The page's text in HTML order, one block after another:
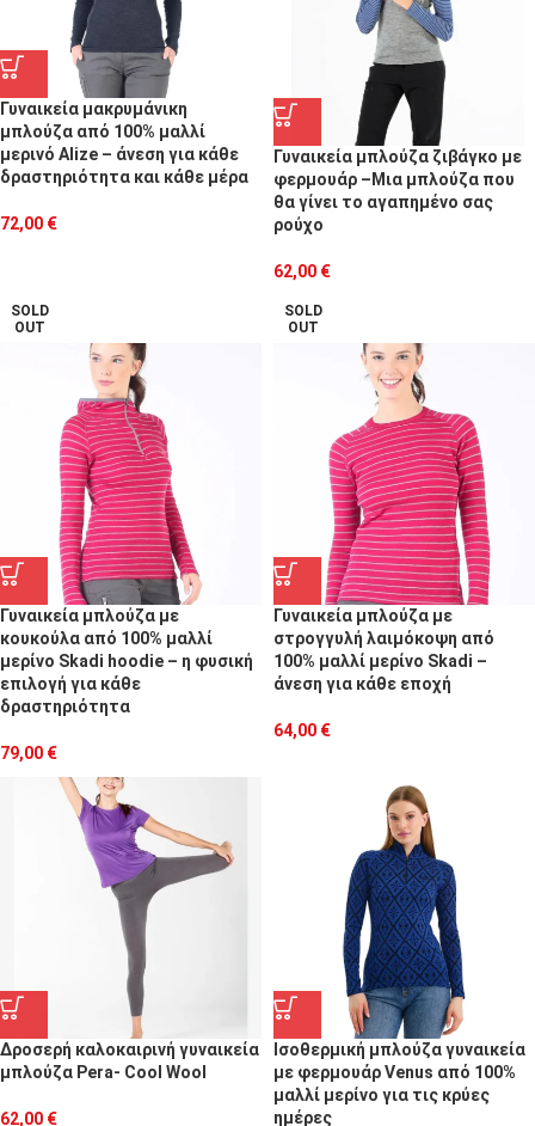
Γυναικεία μακρυμάνικη
μπλούζα από 100% μαλλί
μερινό Alize – άνεση για κάθε
δραστηριότητα και κάθε μέρα
72,00 €
Γυναικεία μπλούζα ζιβάγκο με
φερμουάρ –Μια μπλούζα που
θα γίνει το αγαπημένο σας
ρούχο
62,00 €
SOLD
OUT
Γυναικεία μπλούζα με
κουκούλα από 100% μαλλί
μερίνο Skadi hoodie – η φυσική
επιλογή για κάθε
δραστηριότητα
79,00 €
SOLD
OUT
Γυναικεία μπλούζα με
στρογγυλή λαιμόκοψη από
100% μαλλί μερίνο Skadi –
άνεση για κάθε εποχή
64,00 €
Δροσερή καλοκαιρινή γυναικεία
μπλούζα Pera- Cool Wool
62,00 €
Ισοθερμική μπλούζα γυναικεία
με φερμουάρ Venus από 100%
μαλλί μερίνο για τις κρύες
ημέρες